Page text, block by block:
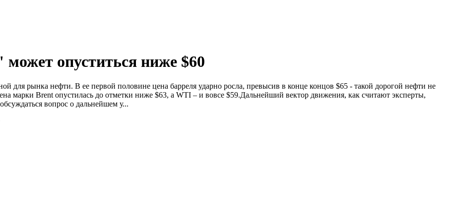
опуститься ниже $60
для рынка нефти. В ее первой половине цена барреля ударно росла, превысив в конце концов $65 - такой дорогой нефти не
марки Brent опустилась до отметки ниже $63, а WTI – и вовсе $59.Дальнейший вектор движения, как считают эксперты,
вопрос о дальнейшем у...